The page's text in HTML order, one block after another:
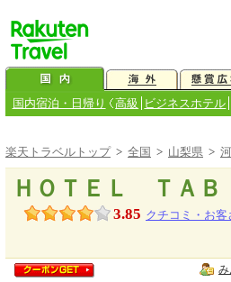
国内宿泊・日帰り 高級 ビジネスホテル
楽天トラベルトップ> 全国 > 山梨県 >
ＨＯＴＥＬ ＴＡＢ
3.85 クチコミ・お客
み